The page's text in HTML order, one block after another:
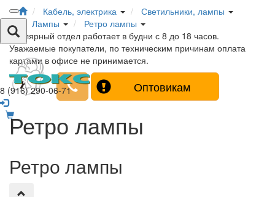
8 (916) 290-06-71
Кабель, электрика
Светильники, лампы
Лампы
Ретро лампы
Столярный отдел работает в будни с 8 до 18 часов.
Уважаемые покупатели, по техническим причинам оплата
картами в офисе не принимается.
Оптовикам
Ретро лампы
Ретро лампы